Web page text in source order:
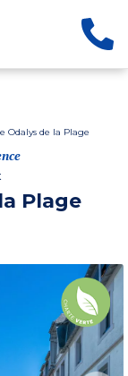
Odalys de la Plage
Plage